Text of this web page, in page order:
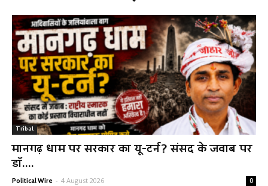
Tribal
मानगढ़ धाम पर सरकार का यू-टर्न? संसद के जवाब पर
डॉ....
Political Wire - 4 August 2026 0